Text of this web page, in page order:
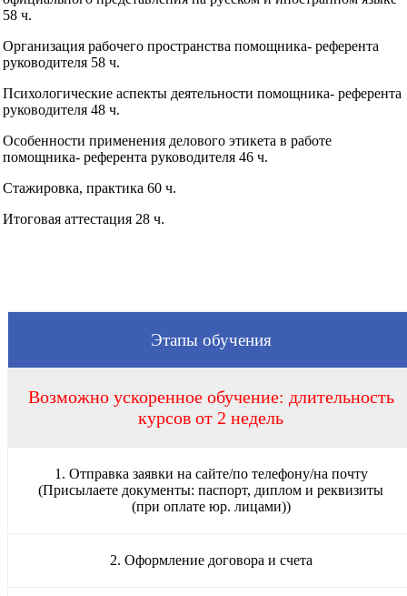
58 ч.
Организация рабочего пространства помощника- референта
руководителя 58 ч.
Психологические аспекты деятельности помощника- референта
руководителя 48 ч.
Особенности применения делового этикета в работе
помощника- референта руководителя 46 ч.
Стажировка, практика 60 ч.
Итоговая аттестация 28 ч.
Этапы обучения
Возможно ускоренное обучение: длительность
курсов от 2 недель
1. Отправка заявки на сайте/по телефону/на почту
(Присылаете документы: паспорт, диплом и реквизиты
(при оплате юр. лицами))
2. Оформление договора и счета